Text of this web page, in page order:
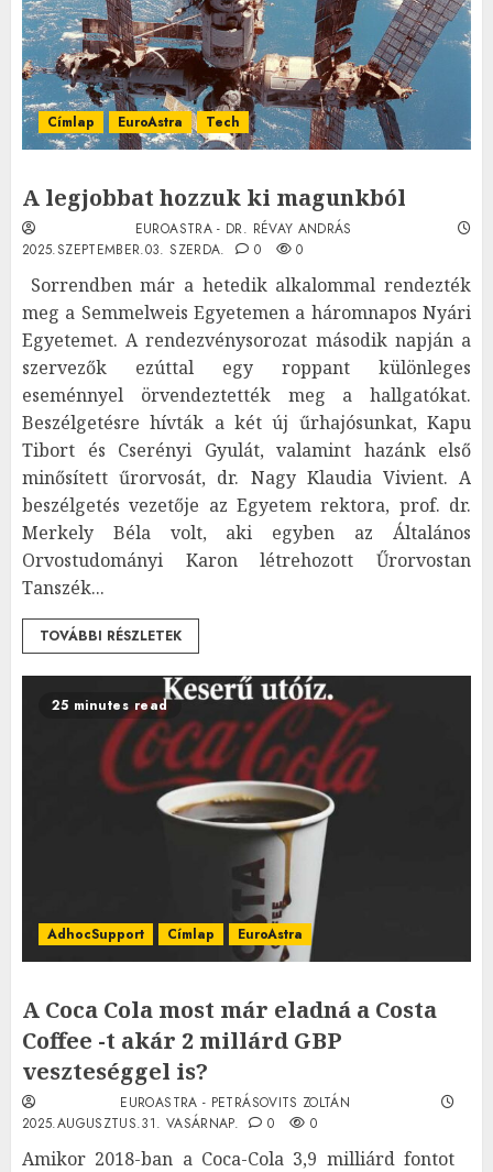
Címlap EuroAstra Tech
A legjobbat hozzuk ki magunkból
EUROASTRA - DR. RÉVAY ANDRÁS
2025.SZEPTEMBER.03. SZERDA.
0 0
Sorrendben már a hetedik alkalommal rendezték
meg a Semmelweis Egyetemen a háromnapos Nyári
Egyetemet. A rendezvénysorozat második napján a
szervezők ezúttal egy roppant különleges
eseménnyel örvendeztették meg a hallgatókat.
Beszélgetésre hívták a két új űrhajósunkat, Kapu
Tibort és Cserényi Gyulát, valamint hazánk első
minősített űrorvosát, dr. Nagy Klaudia Vivient. A
beszélgetés vezetője az Egyetem rektora, prof. dr.
Merkely Béla volt, aki egyben az Általános
Orvostudományi Karon létrehozott Űrorvostan
Tanszék...
TOVÁBBI RÉSZLETEK
25 minutes read
AdhocSupport Címlap EuroAstra
A Coca Cola most már eladná a Costa
Coffee -t akár 2 millárd GBP
veszteséggel is?
EUROASTRA - PETRÁSOVITS ZOLTÁN
2025.AUGUSZTUS.31. VASÁRNAP.
0 0
Amikor 2018-ban a Coca-Cola 3,9 milliárd fontot